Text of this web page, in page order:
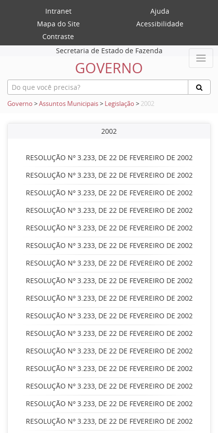
Intranet
Ajuda
Mapa do Site
Acessibilidade
Contraste
Secretaria de Estado de Fazenda
GOVERNO
Governo >Assuntos Municipais> Legislação > 2002
2002
RESOLUÇÃO Nº 3.233, DE 22 DE FEVEREIRO DE 2002
RESOLUÇÃO Nº 3.233, DE 22 DE FEVEREIRO DE 2002
RESOLUÇÃO Nº 3.233, DE 22 DE FEVEREIRO DE 2002
RESOLUÇÃO Nº 3.233, DE 22 DE FEVEREIRO DE 2002
RESOLUÇÃO Nº 3.233, DE 22 DE FEVEREIRO DE 2002
RESOLUÇÃO Nº 3.233, DE 22 DE FEVEREIRO DE 2002
RESOLUÇÃO Nº 3.233, DE 22 DE FEVEREIRO DE 2002
RESOLUÇÃO Nº 3.233, DE 22 DE FEVEREIRO DE 2002
RESOLUÇÃO Nº 3.233, DE 22 DE FEVEREIRO DE 2002
RESOLUÇÃO Nº 3.233, DE 22 DE FEVEREIRO DE 2002
RESOLUÇÃO Nº 3.233, DE 22 DE FEVEREIRO DE 2002
RESOLUÇÃO Nº 3.233, DE 22 DE FEVEREIRO DE 2002
RESOLUÇÃO Nº 3.233, DE 22 DE FEVEREIRO DE 2002
RESOLUÇÃO Nº 3.233, DE 22 DE FEVEREIRO DE 2002
RESOLUÇÃO Nº 3.233, DE 22 DE FEVEREIRO DE 2002
RESOLUÇÃO Nº 3.233, DE 22 DE FEVEREIRO DE 2002